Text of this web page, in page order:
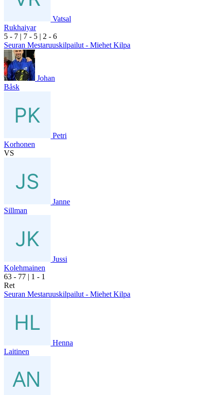
Vatsal
Rukhaiyar
5 - 7 | 7 - 5 | 2 - 6
Seuran Mestaruuskilpailut - Miehet Kilpa
Johan
Båsk
Petri
Korhonen
VS
Janne
Sillman
Jussi
Kolehmainen
63 - 77 | 1 - 1
Ret
Seuran Mestaruuskilpailut - Miehet Kilpa
Henna
Laitinen